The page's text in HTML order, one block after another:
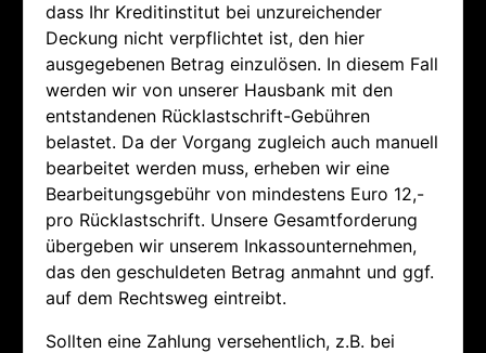
dass Ihr Kreditinstitut bei unzureichender
Deckung nicht verpflichtet ist, den hier
ausgegebenen Betrag einzulösen. In diesem Fall
werden wir von unserer Hausbank mit den
entstandenen Rücklastschrift-Gebühren
belastet. Da der Vorgang zugleich auch manuell
bearbeitet werden muss, erheben wir eine
Bearbeitungsgebühr von mindestens Euro 12,-
pro Rücklastschrift. Unsere Gesamtforderung
übergeben wir unserem Inkassounternehmen,
das den geschuldeten Betrag anmahnt und ggf.
auf dem Rechtsweg eintreibt.
Sollten eine Zahlung versehentlich, z.B. bei